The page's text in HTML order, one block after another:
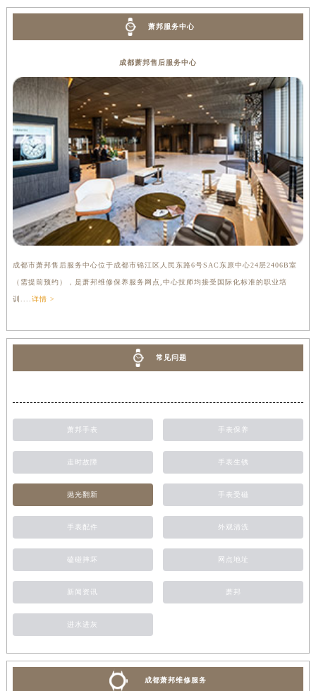
萧邦服务中心
成都萧邦售后服务中心
成都市萧邦售后服务中心位于成都市锦江区人民东路6号SAC东原中心24层2406B室
（需提前预约），是萧邦维修保养服务网点,中心技师均接受国际化标准的职业培
训.... 详情 >
常见问题
萧邦手表 手表保养
走时故障 手表生锈
抛光翻新 手表受磁
手表配件 外观清洗
磕碰摔坏 网点地址
新闻资讯 萧邦
进水进灰
成都萧邦维修服务